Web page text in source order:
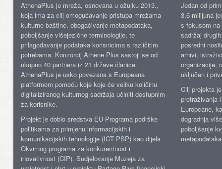
AthenaPlus je mreža, osnovana u ožujku 2013.,
koja ima za cilj omogućavanje pristupa mrežama
kulturne baštine, obogaćivanje metapodataka,
poboljšanje višejezične terminologije, te
prilagođavanje podataka korisnicima s različitim
potrebama. Konzorcij Athene Plus sastoji se od
ukupno 40 partnera iz 21 države članice.
AthenaPlus je usko povezana s Europeana
platformom pomoću koje koje će veliku količinu
digitaliziranog kulturnog sadržaja učiniti dostupnim
za korisnike.
Projekt je dobio sredstva EU Programa podrške
politikama za primjenu informacijskih i
komunikacijskih tehnologije (ICT PSP) kao dijela
Okvirnog programa za konkurentnost i
inovativnost (CIP). Sudjelovanje Muzeja za
Jedan od
3,6 milijuna
s fokusom
sadržaj
posredni
arhivi,
organizacije,
uključen i
Cilj projekta
pretraživanja
Europeane,
dogradnja
poboljšanje